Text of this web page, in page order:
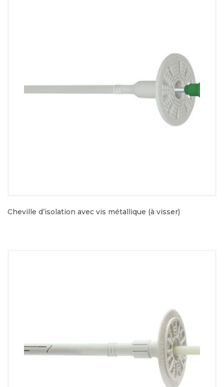
Cheville d’isolation avec vis métallique (à visser)